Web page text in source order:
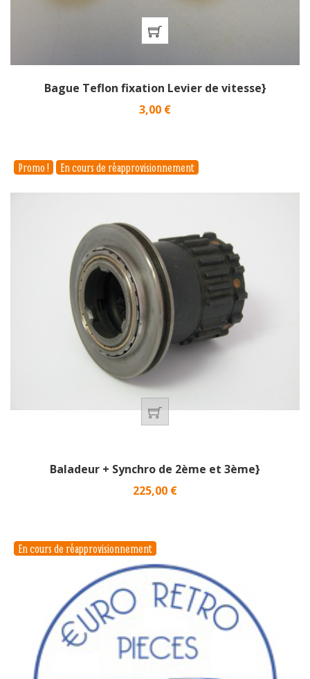
Bague Teflon fixation Levier de vitesse}
Prix
3,00 €
Baladeur + Synchro de 2ème et 3ème}
Prix
225,00 €
Promo ! En cours de réapprovisionnement
En cours de réapprovisionnement